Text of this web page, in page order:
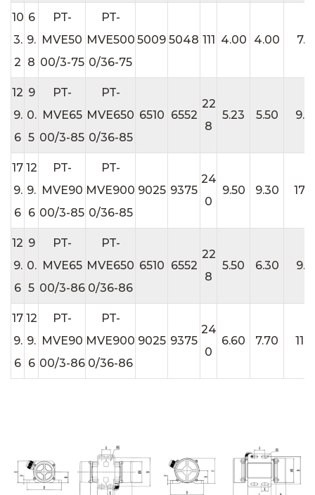
10
3.
2
6
9.
8
PT-
MVE50
00/3-75
PT-
MVE500
0/36-75
5009 5048 111 4.00 4.00
12
9.
6
9
0.
5
PT-
MVE65
00/3-85
PT-
MVE650
0/36-85
6510 6552
22
8
5.23 5.50
17
9.
6
12
9.
6
PT-
MVE90
00/3-85
PT-
MVE900
0/36-85
9025 9375
24
0
9.50 9.30
12
9.
6
9
0.
5
PT-
MVE65
00/3-86
PT-
MVE650
0/36-86
6510 6552
22
8
5.50 6.30
17
9.
6
12
9.
6
PT-
MVE90
00/3-86
PT-
MVE900
0/36-86
9025 9375
24
0
6.60 7.70